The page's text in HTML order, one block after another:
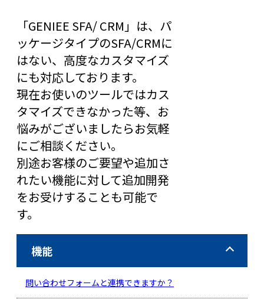
機能
問い合わせフォームと連携できますか？
「GENIEE SFA/ CRM」は、パ
ッケージタイプのSFA/CRMに
はない、高度なカスタマイズ
にも対応しております。
現在お使いのツールではカス
タマイズできなかった等、お
悩みがございましたらお気軽
にご相談ください。
別途お客様のご要望や追加さ
れたい機能に対して追加開発
をお受けすることも可能で
す。